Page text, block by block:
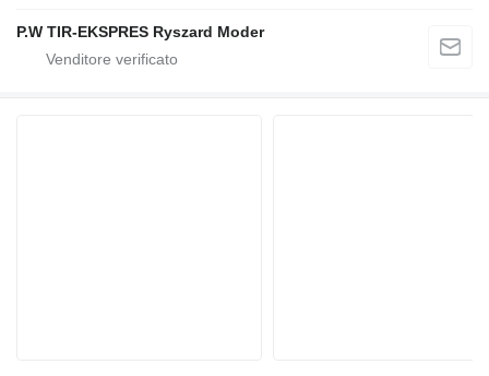
P.W TIR-EKSPRES Ryszard Moder